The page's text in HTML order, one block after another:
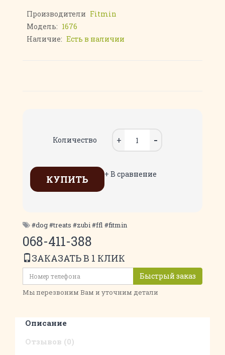
Производители Fitmin
Модель: 1676
Наличие: Есть в наличии
Количество
КУПИТЬ + В сравнение
#dog #treats #zubi #ffl #fitmin
068-411-388
ЗАКАЗАТЬ В 1 КЛИК
Быстрый заказ
Мы перезвоним Вам и уточним детали
Описание
Отзывов (0)